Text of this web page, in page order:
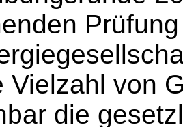
Vielzahl von
die